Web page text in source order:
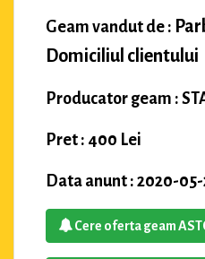
Geam vandut de :
Domiciliul clientului
Producator geam :
Pret : 400 Lei
Data anunt : 2020-05-
Cere oferta geam